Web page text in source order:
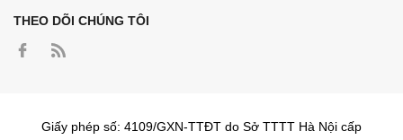
THEO DÕI CHÚNG TÔI
Giấy phép số: 4109/GXN-TTĐT do Sở TTTT Hà Nội cấp